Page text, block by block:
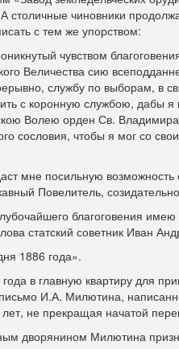
столичные чиновники
с тем же упорством:
чувством
Величества сию
службу по выборам, в
с коронную службою, дабы
Волею орден Св. Владимира
сословия, чтобы я мог со
мне посильную
Повелитель,
благоговения
статский советник Иван
1886 года».
в главную квартиру для
И.А. Милютина,
не прекращая начатой
дворянином Милютина